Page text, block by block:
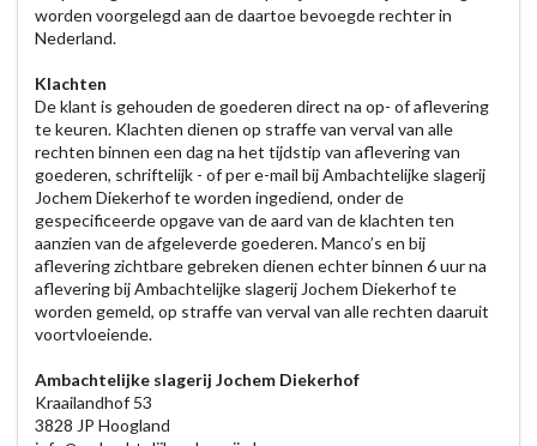
worden voorgelegd aan de daartoe bevoegde rechter in
Nederland.
Klachten
De klant is gehouden de goederen direct na op- of aflevering
te keuren. Klachten dienen op straffe van verval van alle
rechten binnen een dag na het tijdstip van aflevering van
goederen, schriftelijk - of per e-mail bij Ambachtelijke slagerij
Jochem Diekerhof te worden ingediend, onder de
gespecificeerde opgave van de aard van de klachten ten
aanzien van de afgeleverde goederen. Manco’s en bij
aflevering zichtbare gebreken dienen echter binnen 6 uur na
aflevering bij Ambachtelijke slagerij Jochem Diekerhof te
worden gemeld, op straffe van verval van alle rechten daaruit
voortvloeiende.
Ambachtelijke slagerij Jochem Diekerhof
Kraailandhof 53
3828 JP Hoogland